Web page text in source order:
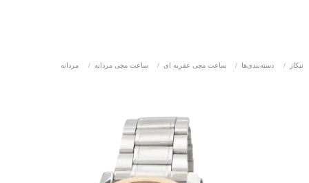
نیکاز / دسته‌بندی‌ها / ساعت مچی عقربه ای / ساعت مچی مردانه / مردانه